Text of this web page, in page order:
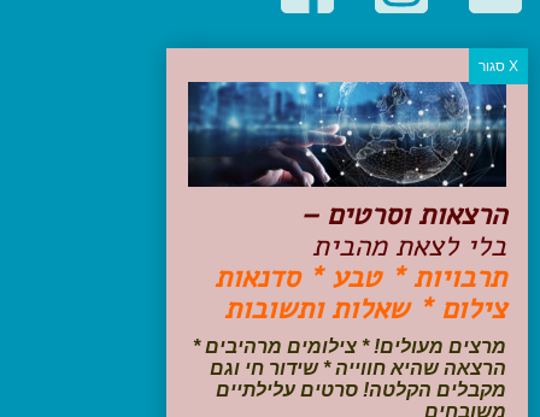
קטגוריות פופולריות
יעדים
טיולים בישראל
מלונות בוטיק בישראל
טיפים והמלצות
הכנות לנסיעה
טיולי ג'יפים
טיולים עם ילדים
שייט, הפלגות, קרוזים
עקבו אחרינו בפייסבוק
הרצאות וסרטים –
בלי לצאת מהבית
תרבויות * טבע * סדנאות
צילום * שאלות ותשובות
מרצים מעולים! * צילומים מרהיבים *
הרצאה שהיא חווייה * שידור חי וגם
מקבלים הקלטה! סרטים עלילתיים
משובחים